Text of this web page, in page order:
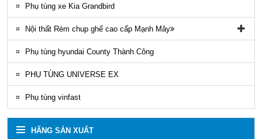
Phụ tùng xe Kia Grandbird
Nội thất Rèm chup ghế cao cấp Mạnh Mây
Rèm áo ghế xe County Mạnh Mây
Phụ tùng hyundai County Thành Công
PHỤ TÙNG UNIVERSE EX
Phụ tùng vinfast
HÃNG SẢN XUẤT